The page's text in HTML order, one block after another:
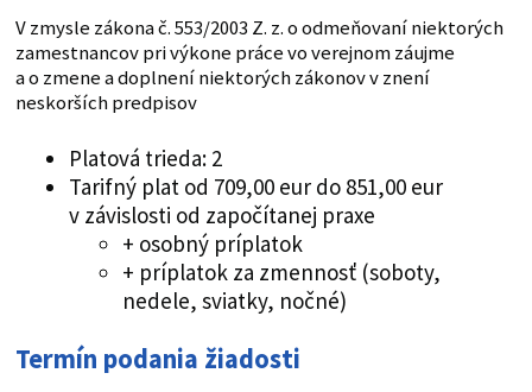
V zmysle zákona č. 553/2003 Z. z. o odmeňovaní niektorých
zamestnancov pri výkone práce vo verejnom záujme
a o zmene a doplnení niektorých zákonov v znení
neskorších predpisov
Platová trieda: 2
Tarifný plat od 709,00 eur do 851,00 eur
v závislosti od započítanej praxe
+ osobný príplatok
+ príplatok za zmennosť (soboty,
nedele, sviatky, nočné)
Termín podania žiadosti